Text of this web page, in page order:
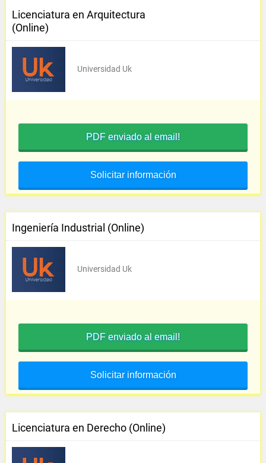
Licenciatura en Arquitectura
(Online)
Universidad Uk
PDF enviado al email!
Solicitar información
Ingeniería Industrial (Online)
Universidad Uk
PDF enviado al email!
Solicitar información
Licenciatura en Derecho (Online)